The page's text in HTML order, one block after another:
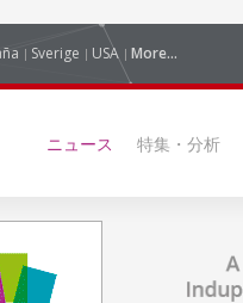
Sverige USA More...
ニュース 特集・分析